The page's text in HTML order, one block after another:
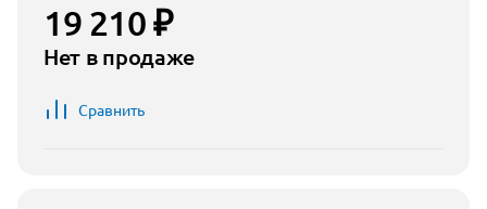
19 210 ₽
Нет в продаже
Сравнить